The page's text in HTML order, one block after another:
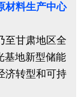
材料生产中心
至甘肃地区全
基地新型储能
济转型和可持